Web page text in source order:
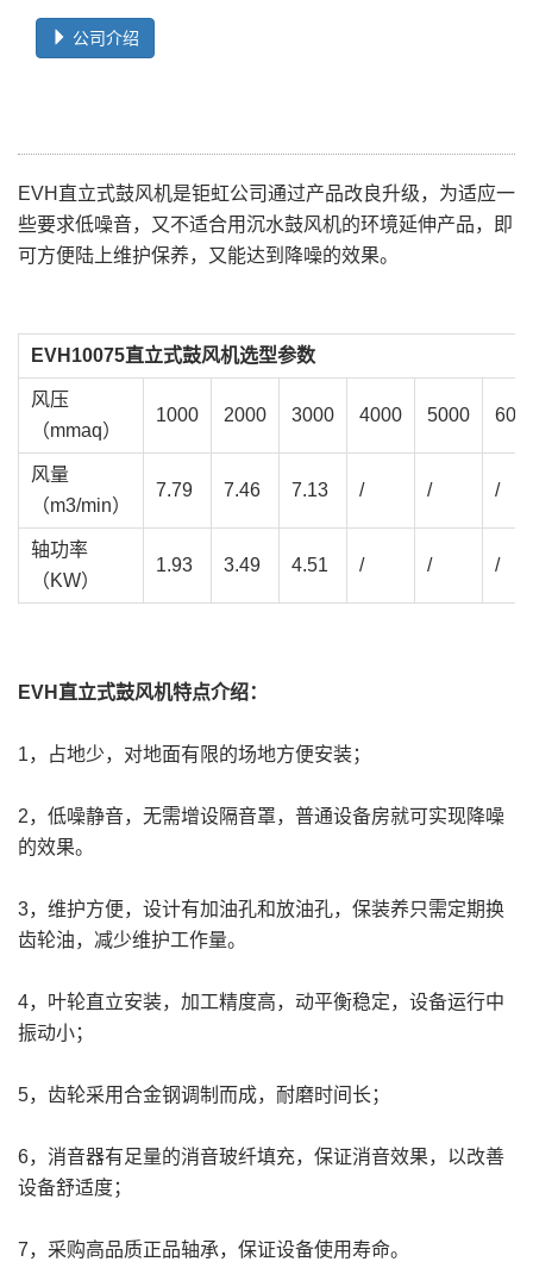
公司介绍
EVH直立式鼓风机是钜虹公司通过产品改良升级，为适应一
些要求低噪音，又不适合用沉水鼓风机的环境延伸产品，即
可方便陆上维护保养，又能达到降噪的效果。
EVH10075直立式鼓风机选型参数
风压
（mmaq）
1000 2000 3000 4000 5000
风量
（m3/min）
7.79 7.46 7.13 / / /
轴功率
（KW）
1.93 3.49 4.51 / / /
EVH直立式鼓风机特点介绍：
1，占地少，对地面有限的场地方便安装；
2，低噪静音，无需增设隔音罩，普通设备房就可实现降噪
的效果。
3，维护方便，设计有加油孔和放油孔，保装养只需定期换
齿轮油，减少维护工作量。
4，叶轮直立安装，加工精度高，动平衡稳定，设备运行中
振动小；
5，齿轮采用合金钢调制而成，耐磨时间长；
6，消音器有足量的消音玻纤填充，保证消音效果，以改善
设备舒适度；
7，采购高品质正品轴承，保证设备使用寿命。